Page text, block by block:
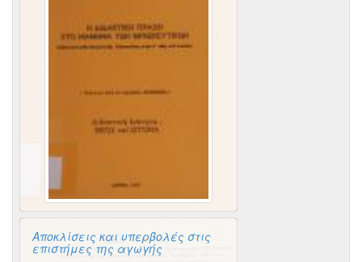
Αποκλίσεις και υπερβολές στις
επιστήμες της αγωγής